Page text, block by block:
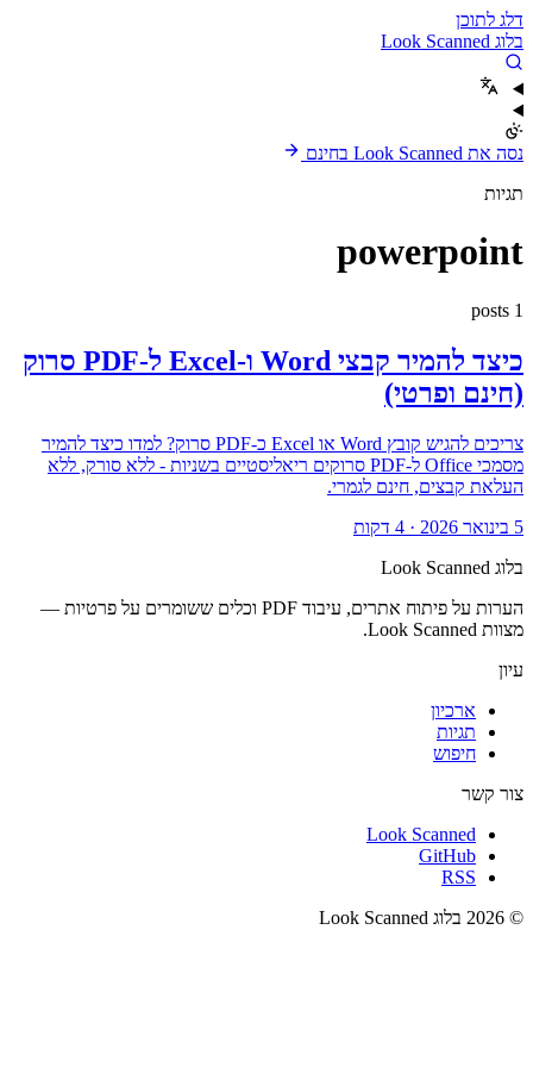
דלג לתוכן
בלוג Look Scanned
נסה את Look Scanned בחינם
תגיות
powerpoint
1 posts
כיצד להמיר קבצי Word ו-Excel ל-PDF סרוק
(חינם ופרטי)
צריכים להגיש קובץ Word או Excel כ-PDF סרוק? למדו כיצד להמיר
מסמכי Office ל-PDF סרוקים ריאליסטיים בשניות - ללא סורק, ללא
העלאת קבצים, חינם לגמרי.
5 בינואר 2026
· 4 דקות
בלוג Look Scanned
הערות על פיתוח אתרים, עיבוד PDF וכלים ששומרים על פרטיות —
מצוות Look Scanned.
עיון
ארכיון
תגיות
חיפוש
צור קשר
Look Scanned
GitHub
RSS
© 2026 בלוג Look Scanned